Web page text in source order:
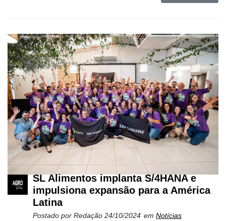
SL Alimentos implanta S/4HANA e
impulsiona expansão para a América
Latina
Postado por Redação 24/10/2024 em Notícias